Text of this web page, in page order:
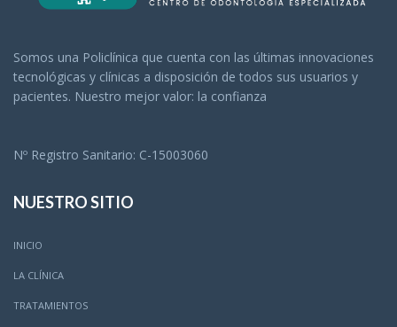
Somos una Policlínica que cuenta con las últimas innovaciones
tecnológicas y clínicas a disposición de todos sus usuarios y
pacientes. Nuestro mejor valor: la confianza
Nº Registro Sanitario: C-15003060
NUESTRO SITIO
INICIO
LA CLÍNICA
TRATAMIENTOS